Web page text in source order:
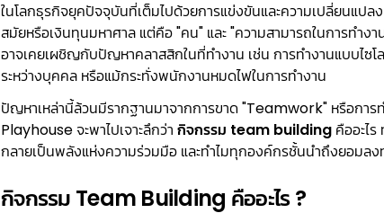
ในโลกธุรกิจยุคปัจจุบันที่เต็มไปด้วยการแข่งขันและความเปลี่ยนแปล
สมัยหรือเงินทุนมหาศาล แต่คือ "คน" และ "ความสามารถในการท
อาจเคยเผชิญกับปัญหาคลาสสิกในที่ทำงาน เช่น การทำงานแบบไ
ระหว่างบุคคล หรือแม้กระทั่งพนักงานหมดไฟในการทำงาน
ปัญหาเหล่านี้ล้วนมีรากฐานมาจากการขาด "Teamwork" หรือกา
Playhouse จะพาไปเจาะลึกว่า กิจกรรม team building คืออะไ
กลายเป็นพลังแห่งความร่วมมือ และทำไมทุกองค์กรชั้นนำถึงยอมลง
กิจกรรม Team Building คืออะไร ?